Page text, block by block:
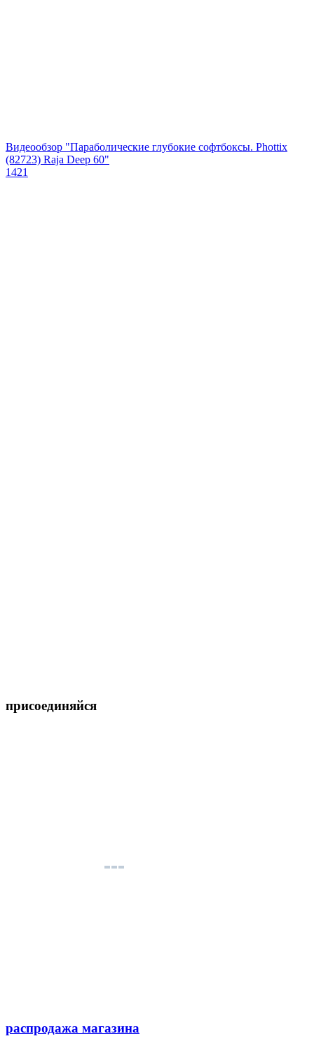
Видеообзор "Параболические глубокие софтбоксы. Phottix
(82723) Raja Deep 60"
1421
присоединяйся
распродажа магазина